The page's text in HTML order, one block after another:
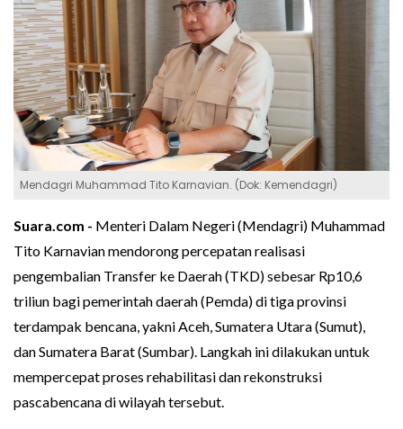
Mendagri Muhammad Tito Karnavian. (Dok: Kemendagri)
Suara.com - Menteri Dalam Negeri (Mendagri) Muhammad
Tito Karnavian mendorong percepatan realisasi
pengembalian Transfer ke Daerah (TKD) sebesar Rp10,6
triliun bagi pemerintah daerah (Pemda) di tiga provinsi
terdampak bencana, yakni Aceh, Sumatera Utara (Sumut),
dan Sumatera Barat (Sumbar). Langkah ini dilakukan untuk
mempercepat proses rehabilitasi dan rekonstruksi
pascabencana di wilayah tersebut.